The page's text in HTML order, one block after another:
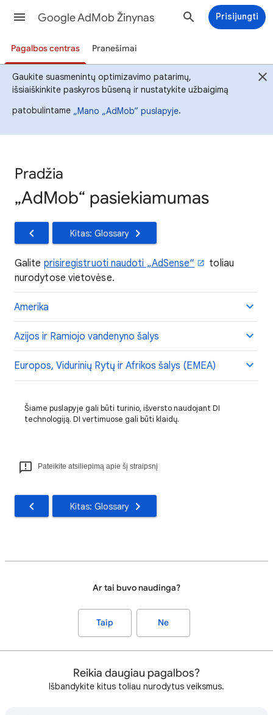
Google AdMob Žinynas Prisijungti
Pagalbos centras Pranešimai
Gaukite suasmenintų optimizavimo patarimų,
išsiaiškinkite paskyros būseną ir nustatykite užbaigimą
patobulintame „Mano „AdMob“ puslapyje.
Pradžia
„AdMob“ pasiekiamumas
Kitas: Glossary
Galite prisiregistruoti naudoti „AdSense“
toliau
nurodytose vietovėse.
Amerika
Azijos ir Ramiojo vandenyno šalys
Europos, Vidurinių Rytų ir Afrikos šalys (EMEA)
Šiame puslapyje gali būti turinio, išversto naudojant DI
technologiją. DI vertimuose gali būti klaidų.
Pateikite atsiliepimą apie šį straipsnį
Kitas: Glossary
Ar tai buvo naudinga?
Taip Ne
Reikia daugiau pagalbos?
Išbandykite kitus toliau nurodytus veiksmus.